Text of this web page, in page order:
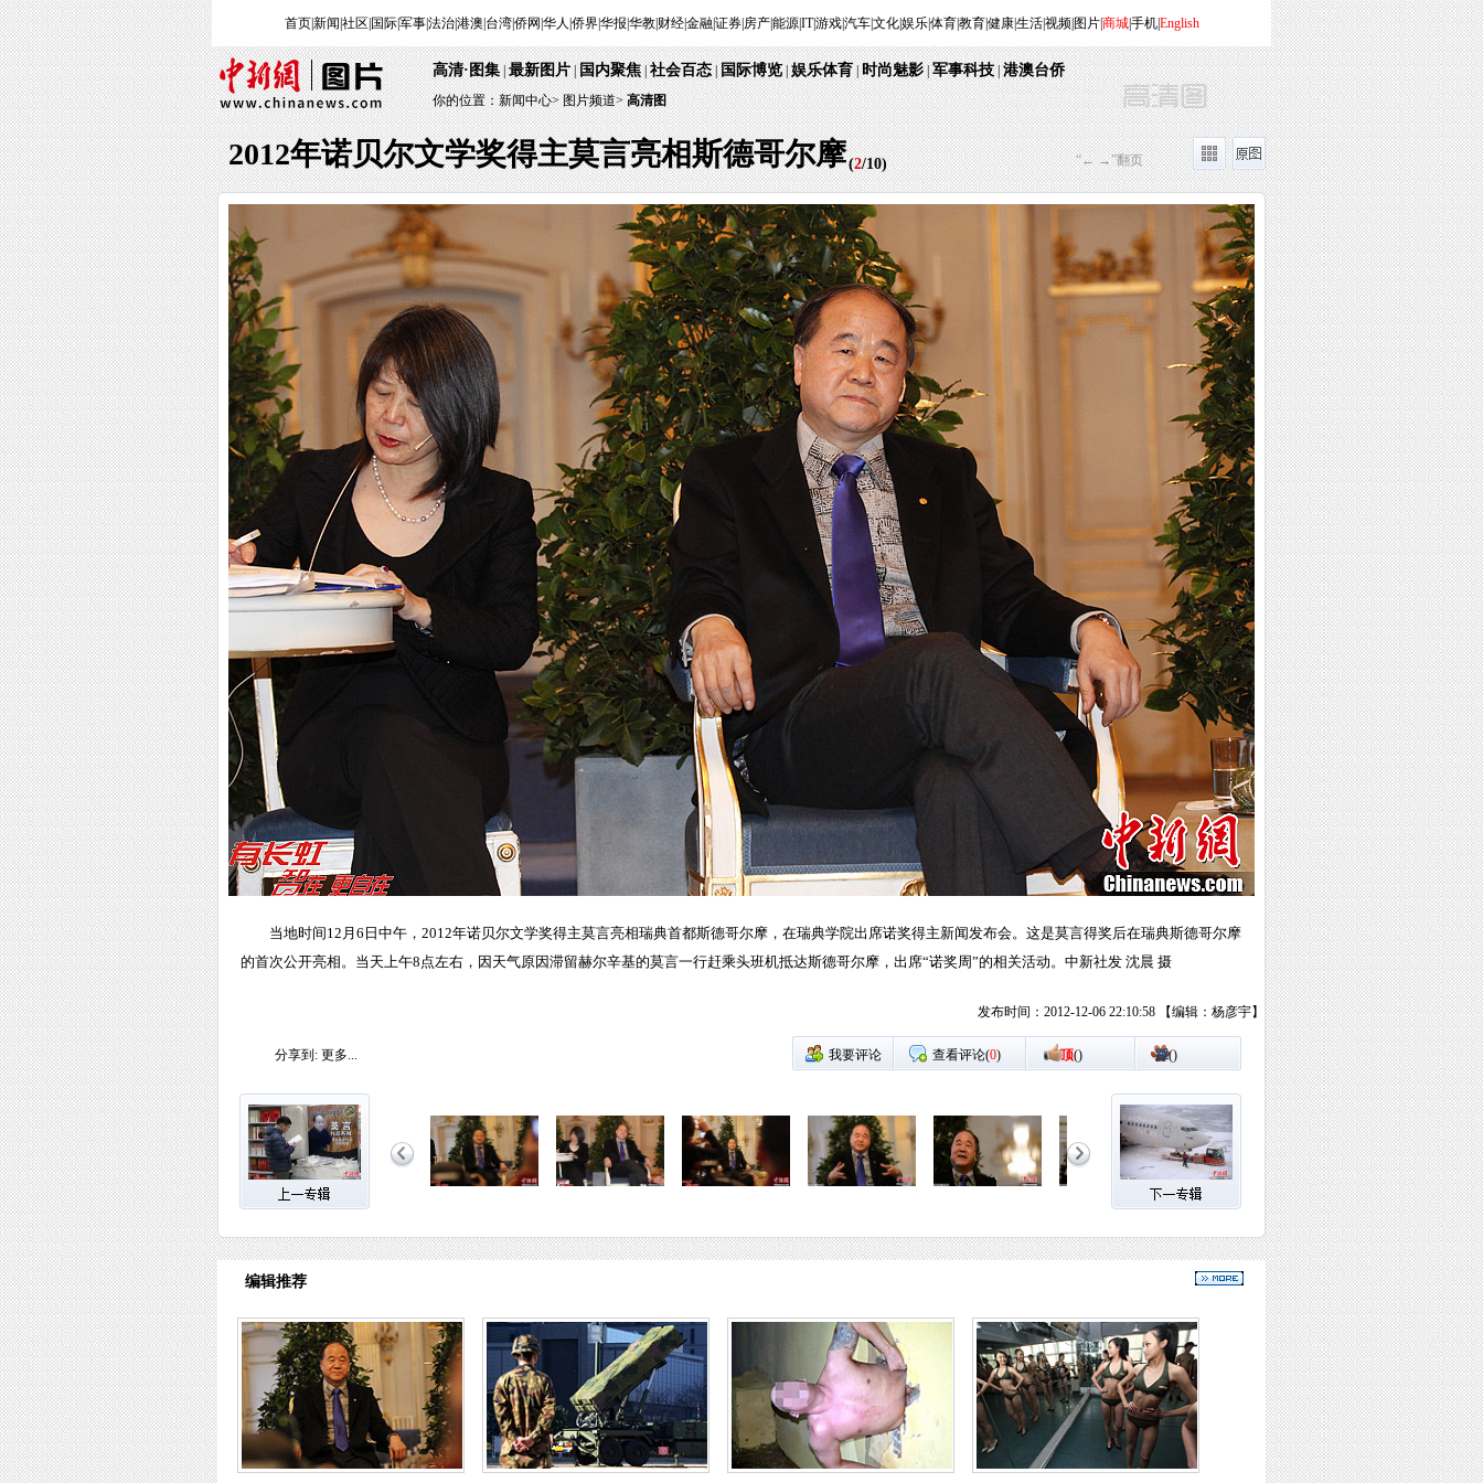
首页|新闻 社区 国际|军事|法治|港澳 台湾|侨网 华人 侨界|华报 华教| 财经|金融|证券| 房产|能源|IT|游戏|汽车|文化|娱乐|体育|教育|健康|生活|视频| 图片|商城|手机|English
高清·图集|最新图片|国内聚焦|社会百态|国际博览|娱乐体育|时尚魅影|军事科技|港澳台侨
你的位置：新闻中心>图片频道> 高清图
2012年诺贝尔文学奖得主莫言亮相斯德哥尔摩(2/10) “← →”翻页
当地时间12月6日中午，2012年诺贝尔文学奖得主莫言亮相瑞典首都斯德哥尔摩，在瑞典学院出席诺奖得主新闻发布会。这是莫言得奖后在瑞典斯德哥尔摩
的首次公开亮相。当天上午8点左右，因天气原因滞留赫尔辛基的莫言一行赶乘头班机抵达斯德哥尔摩，出席“诺奖周”的相关活动。中新社发 沈晨 摄
发布时间：2012-12-06 22:10:58 【编辑：杨彦宇】
分享到: 更多... 我要评论 查看评论(0) 顶() 踩()
编辑推荐